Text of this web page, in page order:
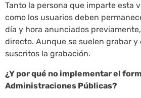
Tanto la persona que imparte esta
como los usuarios deben
día y hora anunciados
directo. Aunque se suelen grabar y
suscritos la grabación.
¿Y por qué no implementar el
Administraciones Públicas?